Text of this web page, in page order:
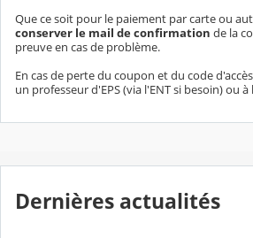
Que ce soit pour le paiement par carte ou
conserver le mail de confirmation de la
preuve en cas de problème.
En cas de perte du coupon et du code
un professeur d'EPS (via l'ENT si besoin) ou à
Dernières actualités